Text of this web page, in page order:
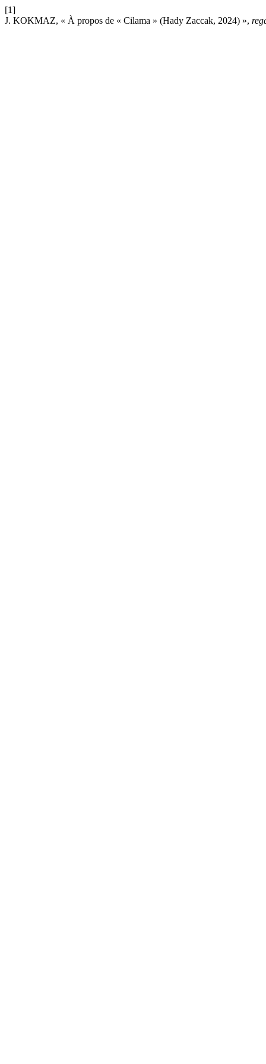
[1]
J. KOKMAZ, « À propos de « Cilama » (Hady Zaccak, 2024) »,